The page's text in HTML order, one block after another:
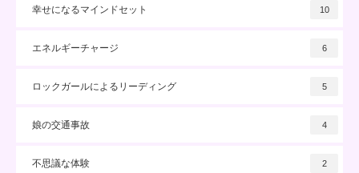
幸せになるマインドセット 10
エネルギーチャージ 6
ロックガールによるリーディング 5
娘の交通事故 4
不思議な体験 2